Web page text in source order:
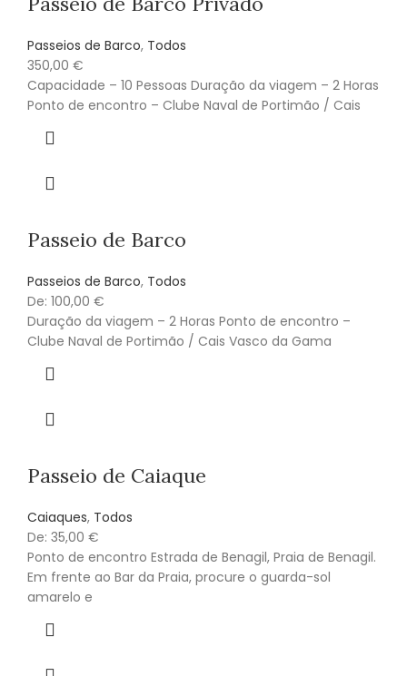
Passeios de Barco, Todos
350,00 €
Capacidade – 10 Pessoas Duração da viagem – 2 Horas
Ponto de encontro – Clube Naval de Portimão / Cais
Passeio de Barco
Passeios de Barco, Todos
De: 100,00 €
Duração da viagem – 2 Horas Ponto de encontro –
Clube Naval de Portimão / Cais Vasco da Gama
Passeio de Caiaque
Caiaques, Todos
De: 35,00 €
Ponto de encontro Estrada de Benagil, Praia de Benagil.
Em frente ao Bar da Praia, procure o guarda-sol
amarelo e